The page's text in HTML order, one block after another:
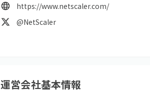
https://www.netscaler.com/
@NetScaler
運営会社基本情報